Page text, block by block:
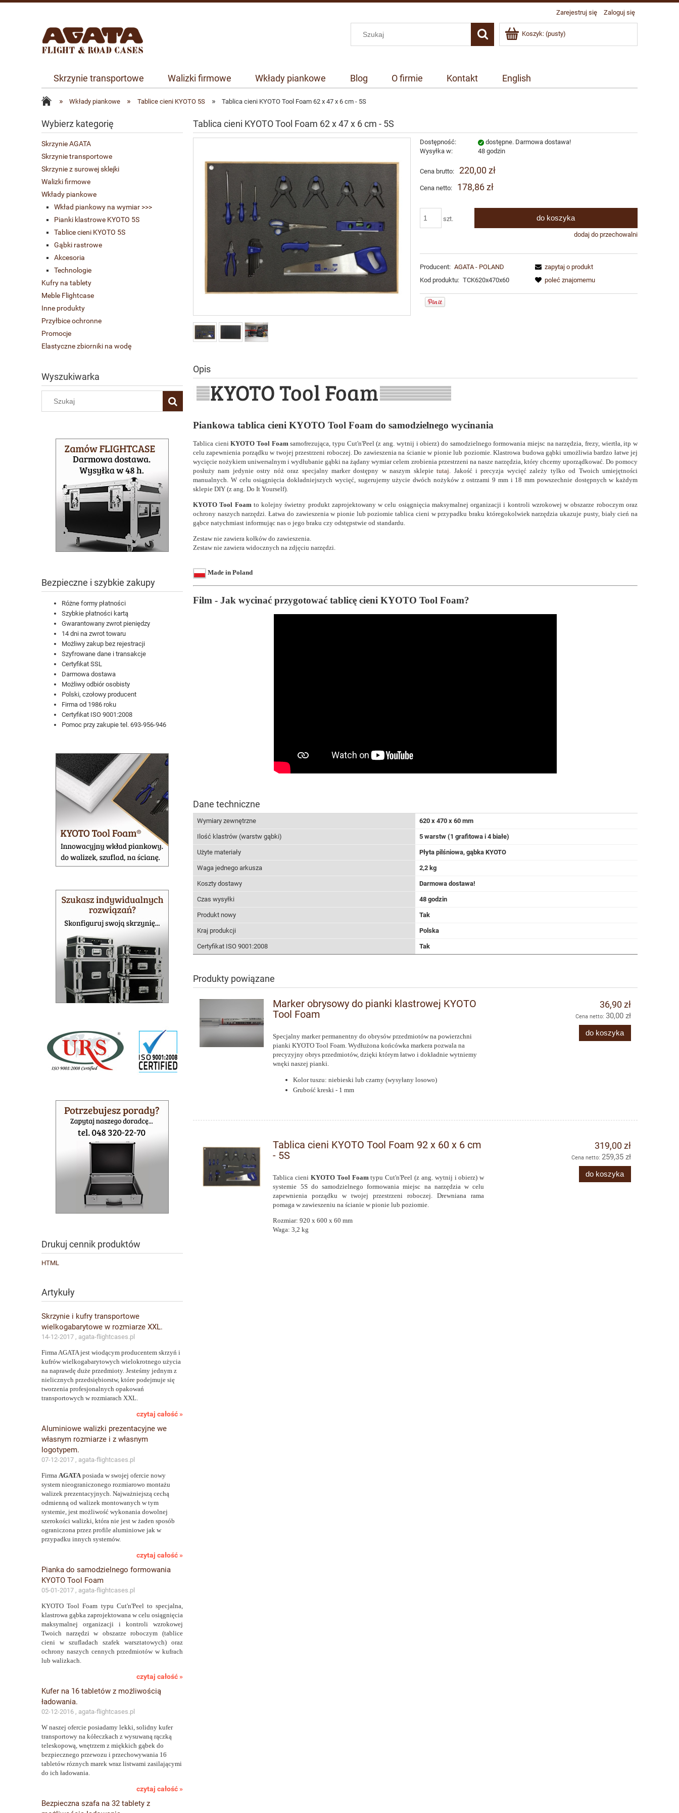
Zarejestruj się Zaloguj się
Koszyk: (pusty)
Skrzynie transportowe Walizki firmowe Wkłady piankowe Blog O firmie Kontakt English
» Wkłady piankowe » Tablice cieni KYOTO 5S » Tablica cieni KYOTO Tool Foam 62 x 47 x 6 cm - 5S
Wybierz kategorię
Skrzynie AGATA
Skrzynie transportowe
Skrzynie z surowej sklejki
Walizki firmowe
Wkłady piankowe
Wkład piankowy na wymiar >>>
Pianki klastrowe KYOTO 5S
Tablice cieni KYOTO 5S
Gąbki rastrowe
Akcesoria
Technologie
Kufry na tablety
Meble Flightcase
Inne produkty
Przyłbice ochronne
Promocje
Elastyczne zbiorniki na wodę
Wyszukiwarka
Bezpieczne i szybkie zakupy
Różne formy płatności
Szybkie płatności kartą
Gwarantowany zwrot pieniędzy
14 dni na zwrot towaru
Możliwy zakup bez rejestracji
Szyfrowane dane i transakcje
Certyfikat SSL
Darmowa dostawa
Możliwy odbiór osobisty
Polski, czołowy producent
Firma od 1986 roku
Certyfikat ISO 9001:2008
Pomoc przy zakupie tel. 693-956-946
Drukuj cennik produktów
HTML
Artykuły
Skrzynie i kufry transportowe
wielkogabarytowe w rozmiarze XXL.
14-12-2017 , agata-flightcases.pl
Firma AGATA jest wiodącym producentem skrzyń i
kufrów wielkogabarytowych wielokrotnego użycia
na naprawdę duże przedmioty. Jesteśmy jednym z
nielicznych przedsiębiorstw, które podejmuje się
tworzenia profesjonalnych opakowań
transportowych w rozmiarach XXL.
czytaj całość »
Aluminiowe walizki prezentacyjne we
własnym rozmiarze i z własnym
logotypem.
07-12-2017 , agata-flightcases.pl
Firma AGATAposiada w swojej ofercie nowy
system nieograniczonego rozmiarowo montażu
walizek prezentacyjnych. Najważniejszą cechą
odmienną od walizek montowanych w tym
systemie, jest możliwość wykonania dowolnej
szerokości walizki, która nie jest w żaden sposób
ograniczona przez profile aluminiowe jak w
przypadku innych systemów.
czytaj całość »
Pianka do samodzielnego formowania
KYOTO Tool Foam
05-01-2017 , agata-flightcases.pl
KYOTO Tool Foam typu Cut'n'Peel to specjalna,
klastrowa gąbka zaprojektowana w celu osiągnięcia
maksymalnej organizacji i kontroli wzrokowej
Twoich narzędzi w obszarze roboczym (tablice
cieni w szufladach szafek warsztatowych) oraz
ochrony naszych cennych przedmiotów w kufrach
lub walizkach.
czytaj całość »
Kufer na 16 tabletów z możliwością
ładowania.
02-12-2016 , agata-flightcases.pl
W naszej ofercie posiadamy lekki, solidny kufer
transportowy na kółeczkach z wysuwaną rączką
teleskopową, wnętrzem z miękkich gąbek do
bezpiecznego przewozu i przechowywania 16
tabletów róznych marek wraz listwami zasilającymi
do ich ładowania.
czytaj całość »
Bezpieczna szafa na 32 tablety z
Tablica cieni KYOTO Tool Foam 62 x 47 x 6 cm - 5S
Dostępność:
dostępne. Darmowa dostawa!
Wysyłka w:
48 godzin
Cena brutto: 220,00 zł
Cena netto: 178,86 zł
szt. do koszyka
dodaj do przechowalni
Producent: AGATA - POLAND
Kod produktu: TCK620x470x60
zapytaj o produkt
poleć znajomemu
Opis
Piankowa tablica cieni KYOTO Tool Foam do samodzielnego wycinania
Tablica cieniKYOTO Tool Foam samofrezująca, typu Cut'n'Peel(z ang. wytnij i obierz) do samodzielnego formowania miejsc na narzędzia, frezy, wiertła, itp w
celuzapewnienia porządku w twojej przestrzeni roboczej. Do zawieszenia na ścianie w pionie lub poziomie.Klastrowa budowa gąbki umożliwia bardzo łatwe jej
wycięcie nożykiem uniwersalnym i wydłubanie gąbki na żądany wymiar celem zrobienia przestrzeni na nasze narzędzia, który chcemy uporządkować. Do pomocy
posłuży nam jedynie ostry nóż oraz specjalny marker dostępny w naszym sklepietutaj . Jakość i precyzja wycięć zależy tylko od Twoich umiejętności
manualnych. W celu osiągnięcia dokładniejszych wycięć, sugerujemy użycie dwóch nożyków z ostrzami 9 mm i 18 mm powszechnie dostępnych w każdym
sklepie DIY (z ang. Do It Yourself).
KYOTO Tool Foam to kolejny świetny produkt zaprojektowany w celu osiągnięcia maksymalnej organizacji i kontroli wzrokowej w obszarze roboczym oraz
ochrony naszych narzędzi. Łatwa do zawieszenia w pionie lub poziomie tablica cieni w przypadku braku któregokolwiek narzędzia ukazuje pusty, biały cień na
gąbce natychmiast informując nas o jego braku czy odstępstwie od standardu.
Zestaw nie zawiera kołków do zawieszenia.
Zestaw nie zawiera widocznych na zdjęciu narzędzi.
Made in Poland
Film - Jak wycinać przygotować tablicę cieni KYOTO Tool Foam?
Dane techniczne
Wymiary zewnętrzne 620 x 470 x 60 mm
Ilość klastrów (warstw gąbki) 5 warstw (1 grafitowa i 4 białe)
Użyte materiały Płyta pilśniowa, gąbka KYOTO
Waga jednego arkusza 2,2 kg
Koszty dostawy Darmowa dostawa!
Czas wysyłki 48 godzin
Produkt nowy Tak
Kraj produkcji Polska
Certyfikat ISO 9001:2008 Tak
Produkty powiązane
Marker obrysowy do pianki klastrowej KYOTO
Tool Foam
Specjalny marker permanentny do obrysów przedmiotów na powierzchni
pianki KYOTO Tool Foam. Wydłużona końcówka markera pozwala na
precyzyjny obrys przedmiotów, dzięki którym łatwo i dokładnie wytniemy
wnęki naszej pianki.
Kolor tuszu: niebieski lub czarny (wysyłany losowo)
Grubość kreski - 1 mm
36,90 zł
Cena netto: 30,00 zł
do koszyka
Tablica cieni KYOTO Tool Foam 92 x 60 x 6 cm
- 5S
Tablica cieni KYOTO Tool Foamtypu Cut'n'Peel(z ang. wytnij i obierz) w
systemie 5S do samodzielnego formowania miejsc na narzędzia w celu
zapewnienia porządku w twojej przestrzeni roboczej. Drewniana rama
pomaga w zawieszeniu na ścianie w pionie lub poziomie.
Rozmiar: 920 x 600 x 60 mm
Waga: 3,2 kg
319,00 zł
Cena netto: 259,35 zł
do koszyka